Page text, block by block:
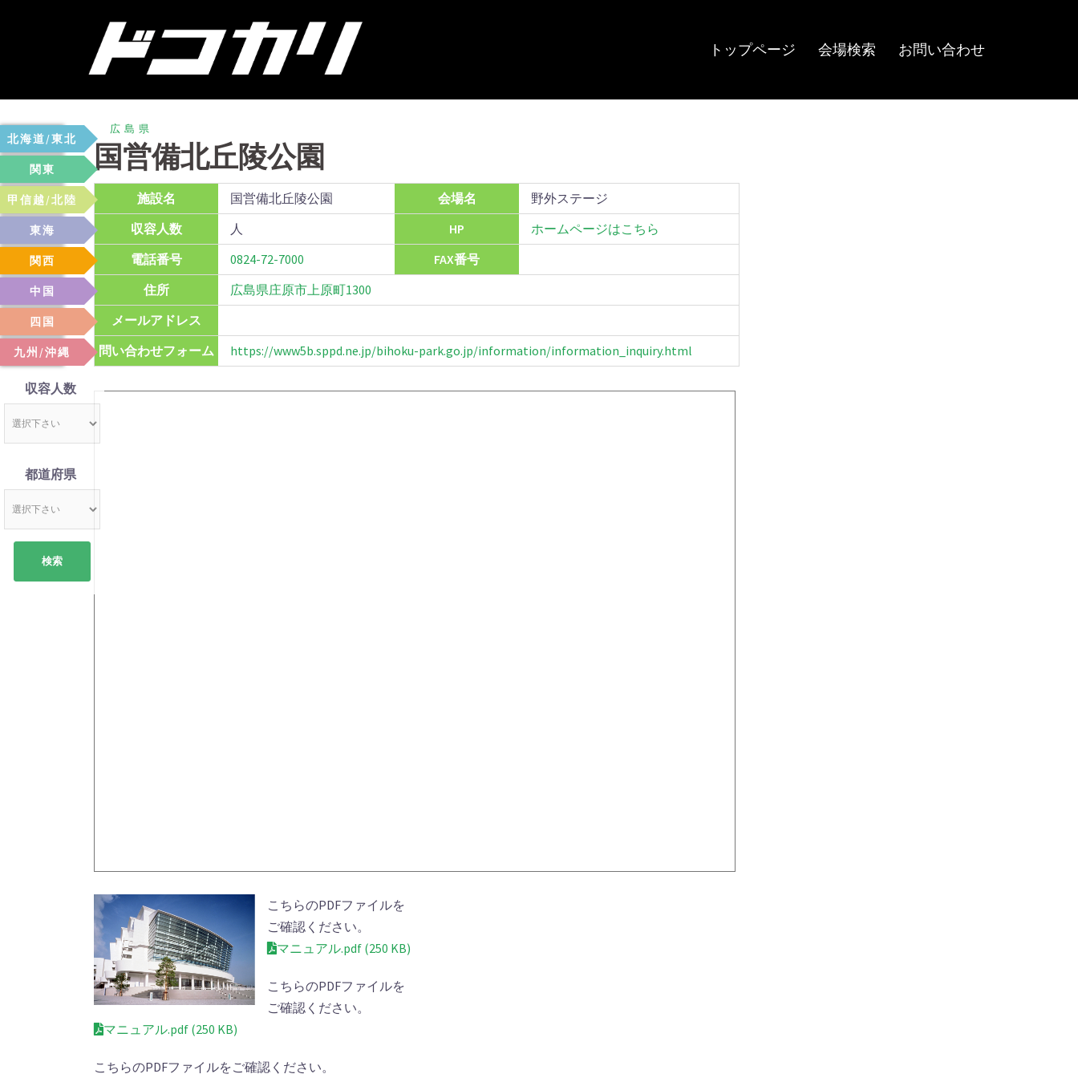
ツ
ス
ッ
プ
トップページ 会場検索 お問い合わせ
北海道/東北
北海道
青森
岩手
秋田
宮城
山形
福島
関東
東京
神奈川
埼玉
千葉
茨城
栃木
群馬
甲信越/北陸
新潟
長野
山梨
富山
石川
福井
東海
愛知
岐阜
静岡
三重
関西
大阪
兵庫
京都
滋賀
奈良
和歌山
中国
鳥取
島根
岡山
広島
山口
四国
徳島
香川
愛媛
高知
九州/沖縄
福岡
佐賀
長崎
熊本
大分
宮崎
鹿児島
沖縄
収容人数
都道府県
検索
広島県
国営備北丘陵公園
施設名 国営備北丘陵公園 会場名
野外ステージ
収容人数
人 HP
ホームページはこちら
電話番号
0824-72-7000
FAX番号
住所
広島県庄原市上原町1300
メールアドレス
問い合わせフォーム
https://www5b.sppd.ne.jp/bihoku-park.go.jp/information/information_inquiry.html
こちらのPDFファイルを
ご確認ください。
マニュアル.pdf (250 KB)
こちらのPDFファイルを
ご確認ください。
マニュアル.pdf (250 KB)
こちらのPDFファイルをご確認ください。